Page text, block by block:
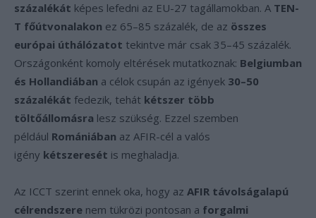
százalékát képes lefedni az EU-27 tagállamokban. A TEN-
T főútvonalakon ez 65–85 százalék, de az összes
európai úthálózatot tekintve már csak 35–45 százalék.
Országonként komoly eltérések mutatkoznak: Belgiumban
és Hollandiában a célok csupán az igények 30–50
százalékát fedezik, tehát kétszer több
töltőállomásra lesz szükség. Ezzel szemben
például Romániában az AFIR-cél a valós
igény kétszeresét is meghaladja.
Az ICCT szerint ennek oka, hogy az AFIR távolságalapú
célrendszere nem tükrözi pontosan a forgalmi